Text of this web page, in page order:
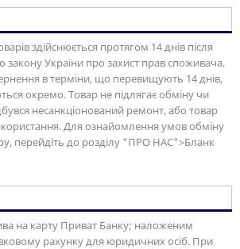
здійснюється протягом 14 днів після
закону України про захист прав споживача.
в терміни, що перевищують 14 днів,
окремо. Товар не підлягає обміну чи
несанкціонований ремонт, або товар
Для ознайомлення умов обміну
перейдіть до розділу "ПРО НАС">Бланк
на карту Приват Банку; наложеним
рахунку для юридичних осіб. При